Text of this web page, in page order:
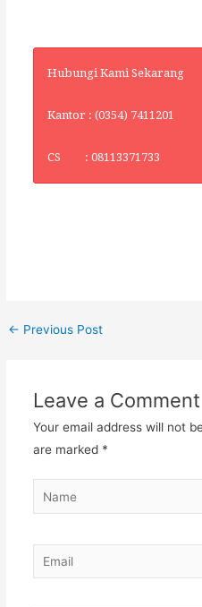
Hubungi Kami Sekarang
Kantor : (0354) 7411201
CS : 08113371733
← Previous Post
Leave a Comment
Your email address will not
are marked *
Name
Email